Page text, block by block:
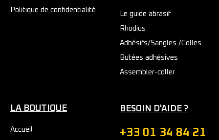
Politique de confidentialité
Le guide abrasif
Rhodius
Adhésifs/Sangles /Colles
Butées adhésives
Assembler-coller
LA BOUTIQUE
Accueil
BESOIN D'AIDE ?
+33 01 34 84 21